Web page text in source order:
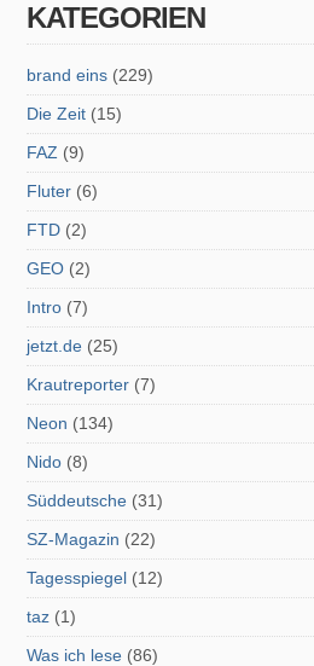
KATEGORIEN
brand eins (229)
Die Zeit (15)
FAZ (9)
Fluter (6)
FTD (2)
GEO (2)
Intro (7)
jetzt.de (25)
Krautreporter (7)
Neon (134)
Nido (8)
Süddeutsche (31)
SZ-Magazin (22)
Tagesspiegel (12)
taz (1)
Was ich lese (86)